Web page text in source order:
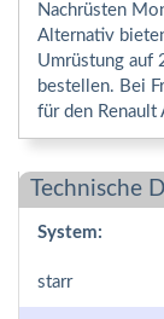
Nachrüsten
Alternativ
Umrüstung auf
bestellen. Bei
für den Renault
Technische
System:
starr